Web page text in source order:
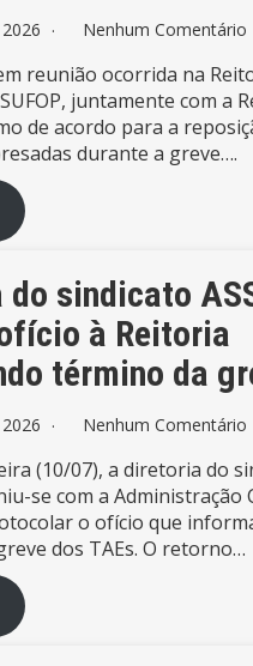
Nenhum Comentário
reunião ocorrida na
juntamente com a
de acordo para a
durante a greve….
sindicato
à Reitoria
término da
Nenhum Comentário
(10/07), a diretoria do
se com a Administração
o ofício que
dos TAEs. O retorno…